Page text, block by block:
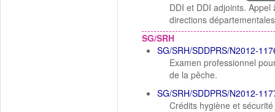
DDI et DDI adjoints.
directions
SG/SRH
SG/SRH/SDDPRS/N2012-
Examen professionnel
de la pêche.
SG/SRH/SDDPRS/N2012-
Crédits hygiène et